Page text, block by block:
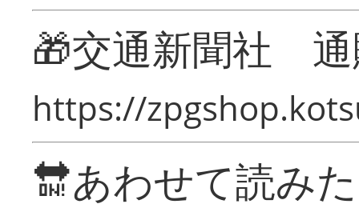
🎁交通新聞社
https://
🔛あわせて読み